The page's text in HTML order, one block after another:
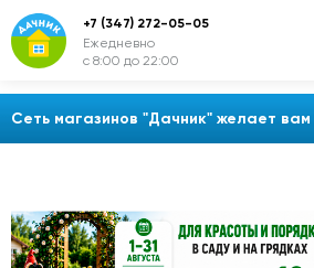
Сеть магазинов "Дачник" желает вам
+7 (347) 272-05-05
Ежедневно
с 8:00 до 22:00